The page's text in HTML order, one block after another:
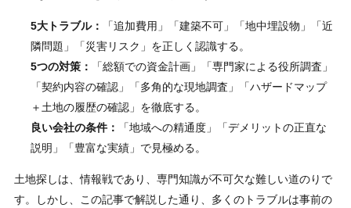
5大トラブル：
「追加費用」「建築不可」「地中埋設物」「近
隣問題」「災害リスク」を正しく認識する。
5つの対策：
「総額での資金計画」「専門家による役所調査」
「契約内容の確認」「多角的な現地調査」「ハザードマップ
＋土地の履歴の確認」を徹底する。
良い会社の条件：
「地域への精通度」「デメリットの正直な
説明」「豊富な実績」で見極める。
土地探しは、情報戦であり、専門知識が不可欠な難しい道のりで
す。しかし、この記事で解説した通り、多くのトラブルは事前の